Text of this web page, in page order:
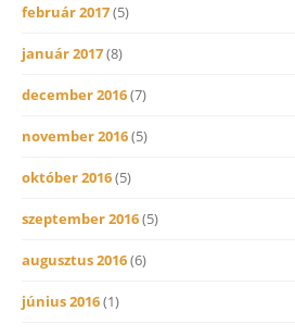
február 2017(5)
január 2017(8)
december 2016(7)
november 2016(5)
október 2016(5)
szeptember 2016(5)
augusztus 2016(6)
június 2016(1)